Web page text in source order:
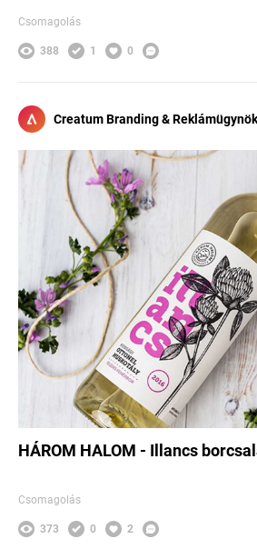
Csomagolás
388 1 0
Creatum Branding &
HÁROM HALOM - Illancs
Csomagolás
373 0 2